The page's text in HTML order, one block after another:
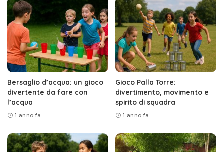
Bersaglio d’acqua: un gioco
divertente da fare con
l’acqua
1 anno fa
Gioco Palla Torre:
divertimento, movimento e
spirito di squadra
1 anno fa